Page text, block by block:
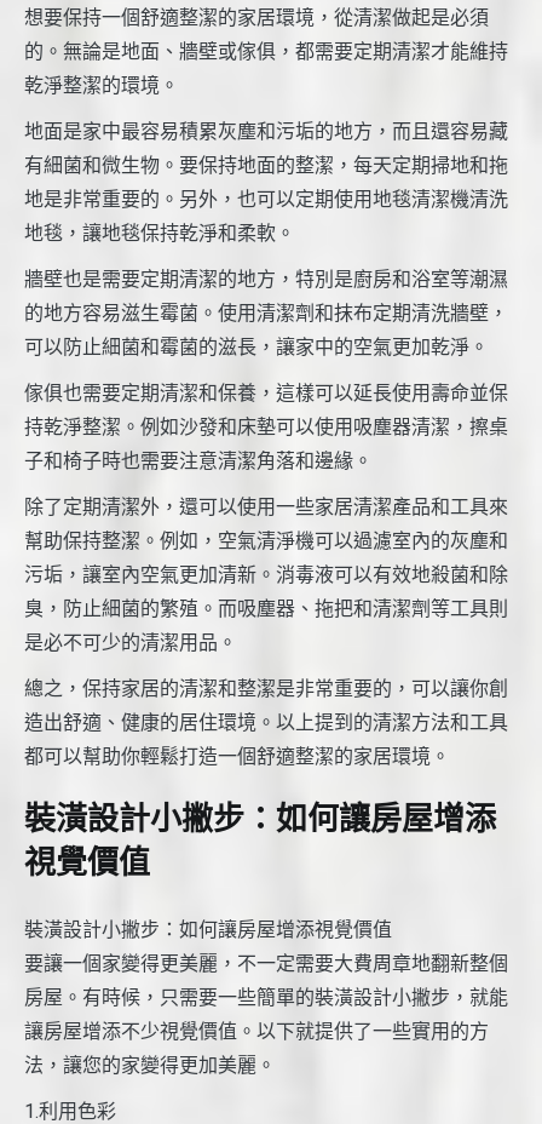
想要保持一個舒適整潔的家居環境，從清潔做起是必須
的。無論是地面、牆壁或傢俱，都需要定期清潔才能維持
乾淨整潔的環境。
地面是家中最容易積累灰塵和污垢的地方，而且還容易藏
有細菌和微生物。要保持地面的整潔，每天定期掃地和拖
地是非常重要的。另外，也可以定期使用地毯清潔機清洗
地毯，讓地毯保持乾淨和柔軟。
牆壁也是需要定期清潔的地方，特別是廚房和浴室等潮濕
的地方容易滋生霉菌。使用清潔劑和抹布定期清洗牆壁，
可以防止細菌和霉菌的滋長，讓家中的空氣更加乾淨。
傢俱也需要定期清潔和保養，這樣可以延長使用壽命並保
持乾淨整潔。例如沙發和床墊可以使用吸塵器清潔，擦桌
子和椅子時也需要注意清潔角落和邊緣。
除了定期清潔外，還可以使用一些家居清潔產品和工具來
幫助保持整潔。例如，空氣清淨機可以過濾室內的灰塵和
污垢，讓室內空氣更加清新。消毒液可以有效地殺菌和除
臭，防止細菌的繁殖。而吸塵器、拖把和清潔劑等工具則
是必不可少的清潔用品。
總之，保持家居的清潔和整潔是非常重要的，可以讓你創
造出舒適、健康的居住環境。以上提到的清潔方法和工具
都可以幫助你輕鬆打造一個舒適整潔的家居環境。
裝潢設計小撇步：如何讓房屋增添
視覺價值
裝潢設計小撇步：如何讓房屋增添視覺價值
要讓一個家變得更美麗，不一定需要大費周章地翻新整個
房屋。有時候，只需要一些簡單的裝潢設計小撇步，就能
讓房屋增添不少視覺價值。以下就提供了一些實用的方
法，讓您的家變得更加美麗。
1.利用色彩